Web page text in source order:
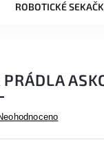
ROBOTICKÉ
PRÁDLA